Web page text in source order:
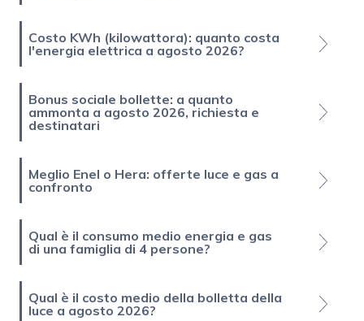
Costo KWh (kilowattora): quanto costa
l'energia elettrica a agosto 2026?
Bonus sociale bollette: a quanto
ammonta a agosto 2026, richiesta e
destinatari
Meglio Enel o Hera: offerte luce e gas a
confronto
Qual è il consumo medio energia e gas
di una famiglia di 4 persone?
Qual è il costo medio della bolletta della
luce a agosto 2026?